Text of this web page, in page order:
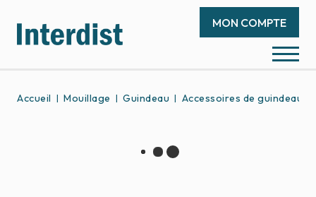
MON COMPTE
Accueil Mouillage Guindeau Accessoires de guindeau